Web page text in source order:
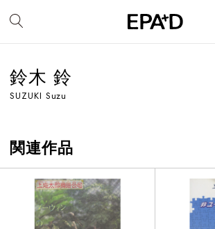
鈴木 鈴
SUZUKI Suzu
関連作品